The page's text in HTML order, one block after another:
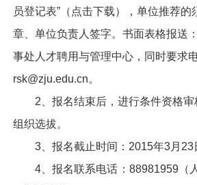
员登记表”（点击下载），单位推荐的
章、单位负责人 签字。 书面表格报送
事处人才聘用与管理中心，同时要求
rsk@zju.edu.cn。
2 、报名结束后，进行条件资格
组织选拔。
3、报名截止时间： 2015年3月 23
4、报名联系电话： 88981959（